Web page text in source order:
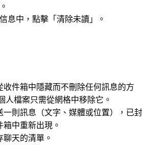
息中，點擊「清除未讀」。
件箱中隱藏而不刪除任何訊息的方
人檔案只需從網格中移除它。
一則訊息（文字、媒體或位置），已封
中重新出現。
天的清單。